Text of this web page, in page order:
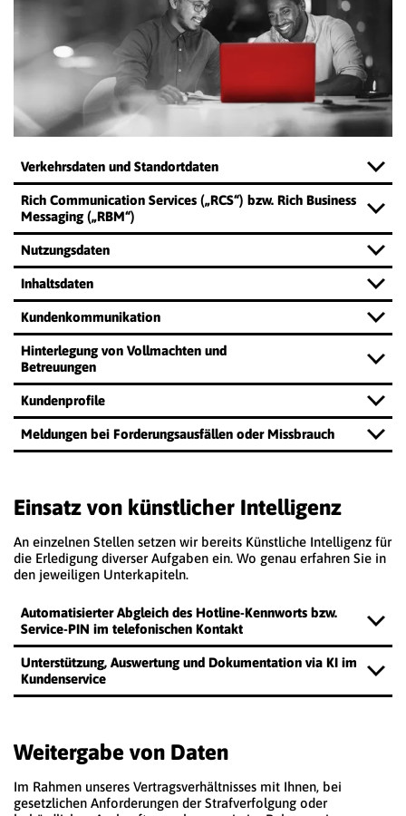
Verkehrsdaten und Standortdaten
Rich Communication Services („RCS“) bzw. Rich Business
Messaging („RBM“)
Nutzungsdaten
Inhaltsdaten
Kundenkommunikation
Hinterlegung von Vollmachten und
Betreuungen
Kundenprofile
Meldungen bei Forderungsausfällen oder Missbrauch
Einsatz von künstlicher Intelligenz
An einzelnen Stellen setzen wir bereits Künstliche Intelligenz für
die Erledigung diverser Aufgaben ein. Wo genau erfahren Sie in
den jeweiligen Unterkapiteln.
Automatisierter Abgleich des Hotline-Kennworts bzw.
Service-PIN im telefonischen Kontakt
Unterstützung, Auswertung und Dokumentation via KI im
Kundenservice
Weitergabe von Daten
Im Rahmen unseres Vertragsverhältnisses mit Ihnen, bei
gesetzlichen Anforderungen der Strafverfolgung oder